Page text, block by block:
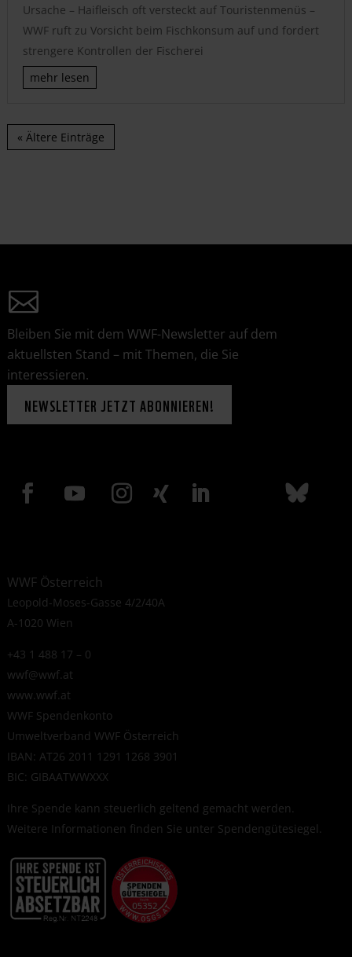
Ursache – Haifleisch oft versteckt auf Touristenmenüs –
WWF ruft zu Vorsicht beim Fischkonsum auf und fordert
strengere Kontrollen der Fischerei
mehr lesen
« Ältere Einträge
Bleiben Sie mit dem WWF-Newsletter auf dem
aktuellsten Stand – mit Themen, die Sie
interessieren.
NEWSLETTER JETZT ABONNIEREN!
WWF Österreich
Leopold-Moses-Gasse 4/2/40A
A-1020 Wien
+43 1 488 17 – 0
wwf@wwf.at
www.wwf.at
WWF Spendenkonto
Umweltverband WWF Österreich
IBAN: AT26 2011 1291 1268 3901
BIC: GIBAATWWXXX
Ihre Spende kann steuerlich geltend gemacht werden.
Weitere Informationen finden Sie unter Spendengütesiegel